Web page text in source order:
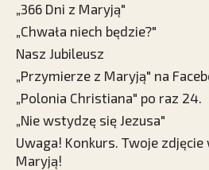
„366 Dni z Maryją"
„Chwała niech będzie?"
Nasz Jubileusz
„Przymierze z Maryją" na
„Polonia Christiana" po raz 24.
„Nie wstydzę się Jezusa"
Uwaga! Konkurs. Twoje zdjęcie
Maryją!